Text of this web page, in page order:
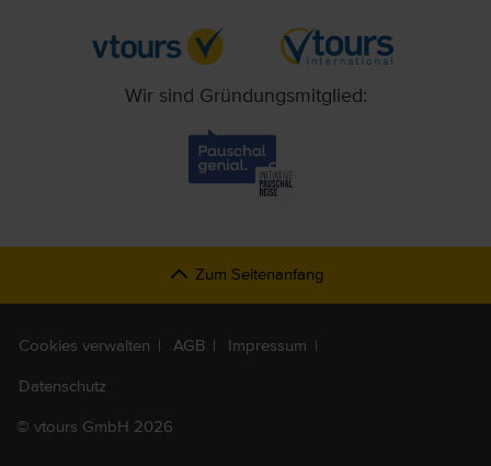
Wir sind Gründungsmitglied:
Zum Seitenanfang
Cookies verwalten AGB Impressum
Datenschutz
© vtours GmbH 2026